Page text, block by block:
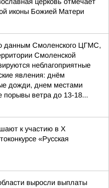
иконы Божией Матери
данным Смоленского ЦГМС,
Смоленской
неблагоприятные
явления: днём
дожди, днем местами
порывы ветра до 13-18...
к участию в X
«Русская
выросли выплаты